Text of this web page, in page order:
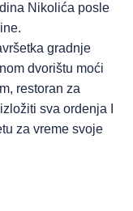
Nikolića posle
gradnje
dvorištu moći
restoran za
sva ordenja I
za vreme svoje